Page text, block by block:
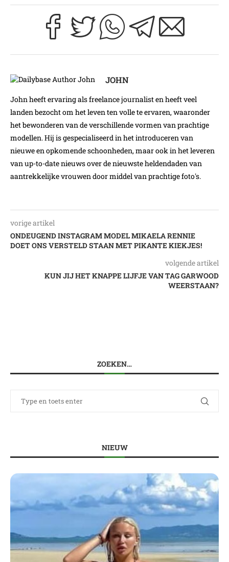
JOHN
John heeft ervaring als freelance journalist en heeft veel
landen bezocht om het leven ten volle te ervaren, waaronder
het bewonderen van de verschillende vormen van prachtige
modellen. Hij is gespecialiseerd in het introduceren van
nieuwe en opkomende schoonheden, maar ook in het leveren
van up-to-date nieuws over de nieuwste heldendaden van
aantrekkelijke vrouwen door middel van prachtige foto's.
vorige artikel
ONDEUGEND INSTAGRAM MODEL MIKAELA RENNIE
DOET ONS VERSTELD STAAN MET PIKANTE KIEKJES!
volgende artikel
KUN JIJ HET KNAPPE LIJFJE VAN TAG GARWOOD
WEERSTAAN?
ZOEKEN…
NIEUW